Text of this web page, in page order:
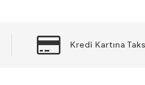
Kredi Kartına